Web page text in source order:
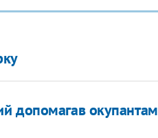
допомагав окупантам